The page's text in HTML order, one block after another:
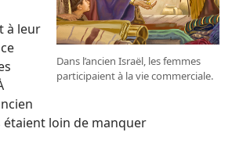
Dans l’ancien Israël, les femmes
participaient à la vie commerciale.
à leur
étaient loin de manquer